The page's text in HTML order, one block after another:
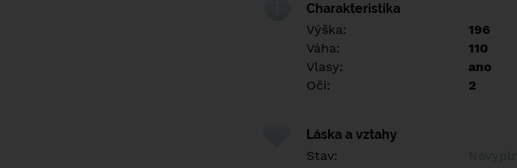
Charakteristika
Výška:
196
Váha:
110
Vlasy:
ano
Oči:
2
Láska a vztahy
Stav: